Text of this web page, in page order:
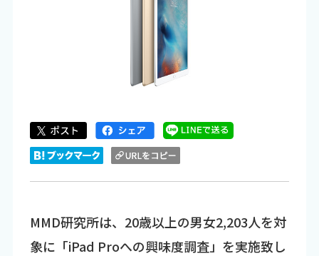
MMD研究所は、20歳以上の男女2,203人を対
象に「iPad Proへの興味度調査」を実施致し